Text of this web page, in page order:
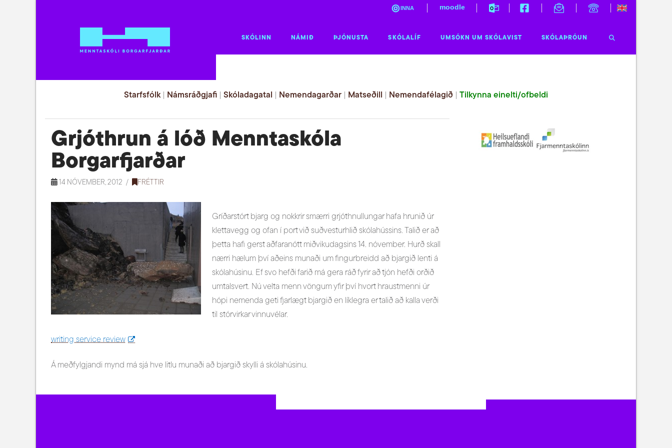
INNA moodle
SKÓLINN NÁMIÐ ÞJÓNUSTA SKÓLALÍF UMSÓKN UM SKÓLAVIST SKÓLAÞRÓUN
Starfsfólk| Námsráðgjafi Skóladagatal Nemendagarðar Matseðill Nemendafélagið Tilkynna einelti/ofbeldi
Grjóthrun á lóð Menntaskóla
Borgarfjarðar
14 NÓVEMBER, 2012 FRÉTTIR
Gríðarstórt bjarg og nokkrir smærri grjóthnullungar hafa hrunið úr
klettavegg og ofan í port við suðvesturhlið skólahússins. Talið er að
þetta hafi gerst aðfaranótt miðvikudagsins 14. nóvember. Hurð skall
nærri hælum því aðeins munaði um fingurbreidd að bjargið lenti á
skólahúsinu. Ef svo hefði farið má gera ráð fyrir að tjón hefði orðið
umtalsvert. Nú velta menn vöngum yfir því hvort hraustmenni úr
hópi nemenda geti fjarlægt bjargið en líklegra er talið að kalla verði
til stórvirkar vinnuvélar.
writing service review
Á meðfylgjandi mynd má sjá hve litlu munaði að bjargið skylli á skólahúsinu.